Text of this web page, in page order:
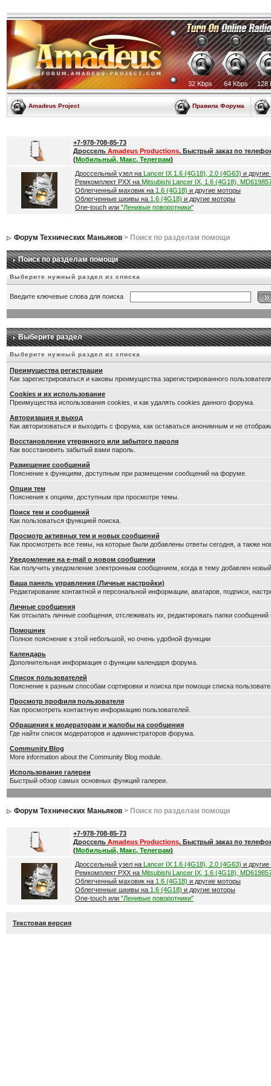
32 Kbps 64 Kbps 128
Amadeus Project Правила Форума
+7-978-708-85-73
Дроссель Amadeus Productions. Быстрый заказ по
(Мобильный, Макс, Телеграм)
Дроссельный узел на Lancer IX 1.6 (4G18), 2.0 (4G63) и
Ремкомплект РХХ на Mitsubishi Lancer IX, 1.6 (4G18),
Облегченный маховик на 1.6 (4G18) и другие моторы
Облегченные шкивы на 1.6 (4G18) и другие моторы
One-touch или "Ленивые поворотники"
Форум Технических Маньяков> Поиск по разделам помощи
Поиск по разделам помощи
Выберите нужный раздел из списка
Введите ключевые слова для поиска
Выберите раздел
Выберите нужный раздел из списка
Преимущества регистрации
Как зарегистрироваться и каковы преимущества зарегистрированного
Cookies и их использование
Преимущества использования cookies, и как удалять cookies данного форума.
Авторизация и выход
Как авторизоваться и выходить с форума, как оставаться анонимным и не
Восстановление утерянного или забытого пароля
Как восстановить забытый вами пароль.
Размещение сообщений
Пояснение к функциям, доступным при размещении сообщений на форуме.
Опции тем
Пояснения к опциям, доступным при просмотре темы.
Поиск тем и сообщений
Как пользоваться функцией поиска.
Просмотр активных тем и новых сообщений
Как просмотреть все темы, на которые были добавлены ответы сегодня, а также
Уведомление на е-mail о новом сообщении
Как получить уведомление электронным сообщением, когда в тему добавлен новый
Ваша панель управления (Личные настройки)
Редактирование контактной и персональной информации, аватаров, подписи,
Личные сообщения
Как отсылать личные сообщения, отслеживать их, редактировать папки
Помошник
Полное пояснение к этой небольшой, но очень удобной функции
Календарь
Дополнительная информация о функции календаря форума.
Список пользователей
Пояснение к разным способам сортировки и поиска при помощи списка
Просмотр профиля пользователя
Как просмотреть контактную информацию пользователей.
Обращения к модераторам и жалобы на сообщения
Где найти список модераторов и администраторов форума.
Community Blog
More information about the Community Blog module.
Использование галереи
Быстрый обзор самых основных функций галереи.
Форум Технических Маньяков> Поиск по разделам помощи
+7-978-708-85-73
Дроссель Amadeus Productions. Быстрый заказ по
(Мобильный, Макс, Телеграм)
Дроссельный узел на Lancer IX 1.6 (4G18), 2.0 (4G63) и
Ремкомплект РХХ на Mitsubishi Lancer IX, 1.6 (4G18),
Облегченный маховик на 1.6 (4G18) и другие моторы
Облегченные шкивы на 1.6 (4G18) и другие моторы
One-touch или "Ленивые поворотники"
Текстовая версия